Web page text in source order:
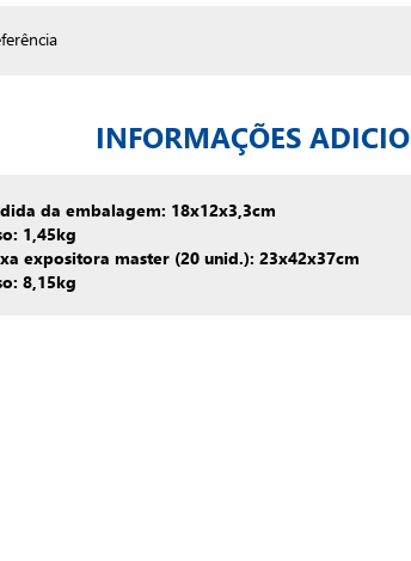
INFORMAÇÕES
da embalagem: 18x12x3,3cm
1,45kg
expositora master (20 unid.): 23x42x37cm
8,15kg